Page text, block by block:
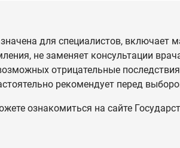
для специалистов, включает
не заменяет консультации
отрицательные
рекомендует перед
ознакомиться на сайте